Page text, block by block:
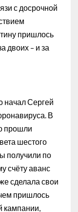
с досрочной
пришлось
двоих – и за
начал Сергей
В
прошли
шестого
получили по
счёту аванс
сделала свои
пришлось
кампании,